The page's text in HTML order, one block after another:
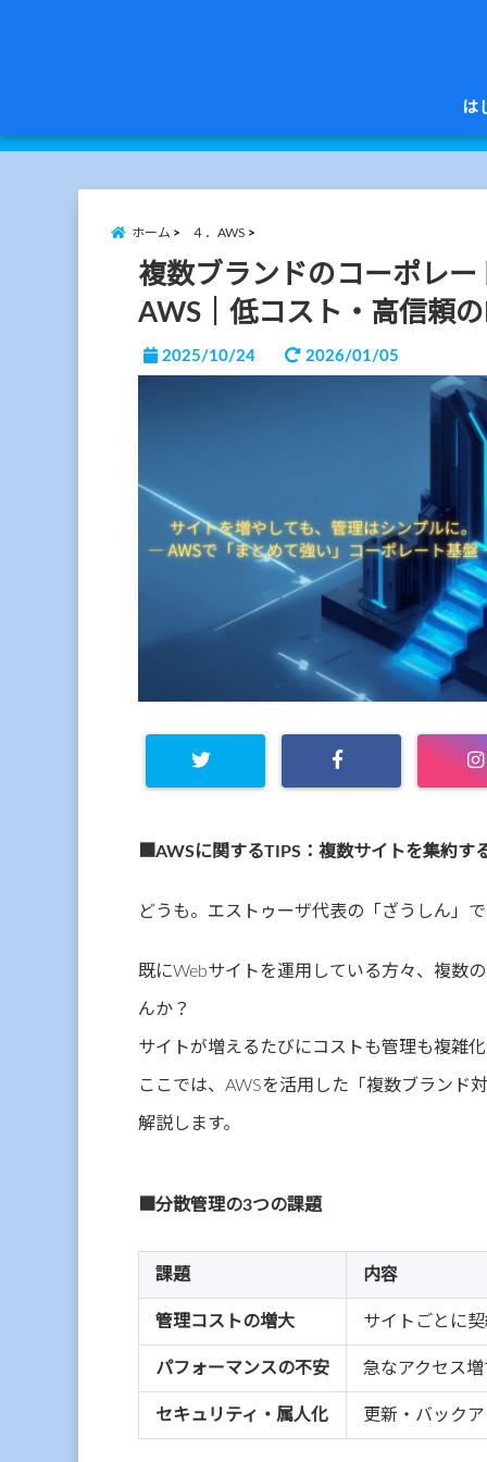
は
ホーム ４．AWS
複数ブランドのコーポレ
AWS｜低コスト・高信頼
2025/10/24 2026/01/05
■AWSに関するTIPS：複数サイトを集約す
どうも。エストゥーザ代表の「ざうしん」
既にWebサイトを運用している方々、複数
んか？
サイトが増えるたびにコストも管理も複雑
ここでは、AWSを活用した「複数ブランド
解説します。
■分散管理の3つの課題
課題 内容
管理コストの増大 サイトごとに
パフォーマンスの不安 急なアクセス
セキュリティ・属人化 更新・バック